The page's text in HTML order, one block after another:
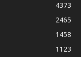
4373
2465
1458
1123